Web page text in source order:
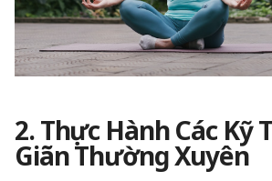
2. Thực Hành Các Kỹ
Giãn Thường Xuyên